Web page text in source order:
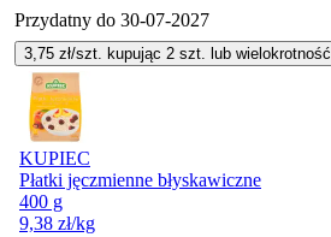
Przydatny do 30-07-2027
3,75 zł/szt. kupując 2 szt. lub wielokrotność
KUPIEC
Płatki jęczmienne błyskawiczne
400 g
9,38 zł/kg